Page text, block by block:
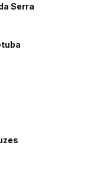
Serra